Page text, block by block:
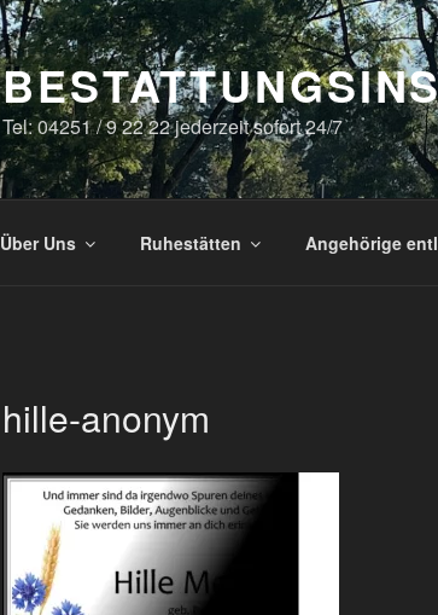
Tel: 04251 / 9 22 22 jederzeit sofort 24/7
Über Uns Ruhestätten Angehörige
hille-anonym